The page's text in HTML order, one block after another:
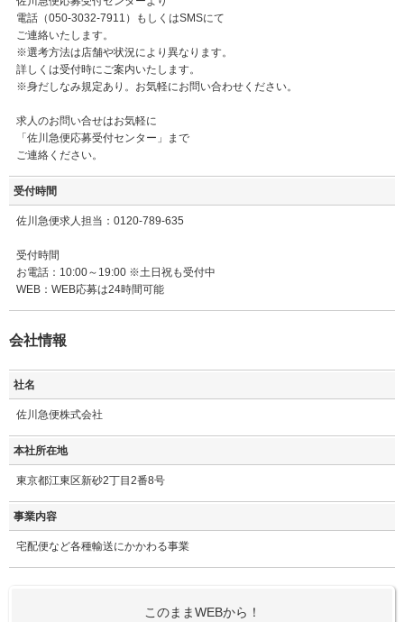
電話（050-3032-7911）もしくはSMSにて
ご連絡いたします。
※選考方法は店舗や状況により異なります。
詳しくは受付時にご案内いたします。
※身だしなみ規定あり。お気軽にお問い合わせください。
求人のお問い合せはお気軽に
「佐川急便応募受付センター」まで
ご連絡ください。
受付時間
佐川急便求人担当：0120-789-635
受付時間
お電話：10:00～19:00 ※土日祝も受付中
WEB：WEB応募は24時間可能
会社情報
社名
佐川急便株式会社
本社所在地
東京都江東区新砂2丁目2番8号
事業内容
宅配便など各種輸送にかかわる事業
このままWEBから！